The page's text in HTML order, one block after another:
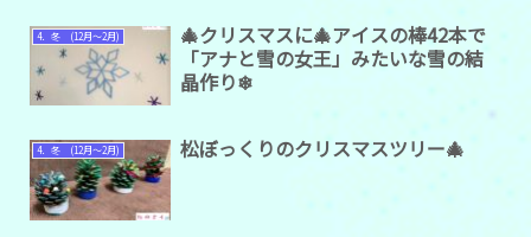
4．冬 (12月～2月)
🎄クリスマスに🎄アイスの棒42本で
「アナと雪の女王」みたいな雪の結
晶作り❄
4．冬 (12月～2月) 松ぼっくりのクリスマスツリー🎄